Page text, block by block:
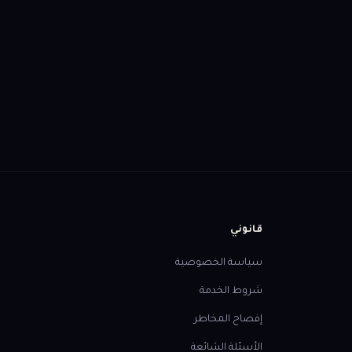
قانوني
سياسة الخصوصية
شروط الخدمة
إفصاح المخاطر
الأسئلة الشائعة